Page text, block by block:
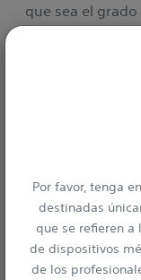
Por favor, tenga
destinadas
que se refieren a
de dispositivos
de los
que sea el